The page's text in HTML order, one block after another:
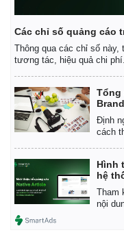
Kinh tế
Bất động sản
Khởi nghiệp
Các chỉ số quảng cáo
Thông qua các chỉ số
tương tác, hiệu quả chi phí.
Tổng
Định
cách
Hình
hệ
Tham
nội